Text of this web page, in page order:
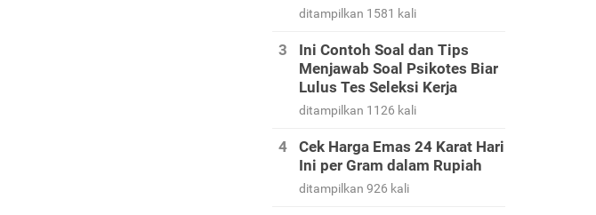
ditampilkan 1581 kali
Ini Contoh Soal dan Tips
Menjawab Soal Psikotes Biar
Lulus Tes Seleksi Kerja
ditampilkan 1126 kali
Cek Harga Emas 24 Karat Hari
Ini per Gram dalam Rupiah
ditampilkan 926 kali